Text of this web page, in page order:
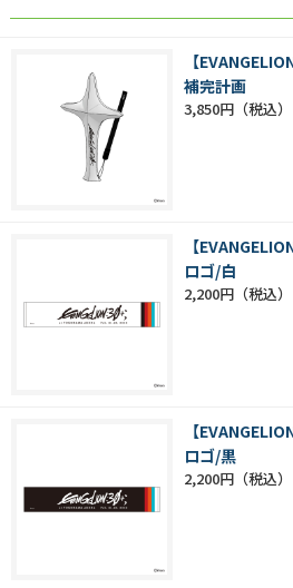
【
補完計画
3,850円
【
ロゴ/白
2,200円
【
ロゴ/黒
2,200円